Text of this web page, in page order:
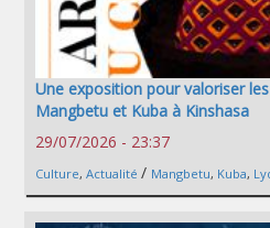
Une exposition pour valoriser
Mangbetu et Kuba à Kinshasa
29/07/2026 - 23:37
Culture, Actualité / Mangbetu, Kuba,